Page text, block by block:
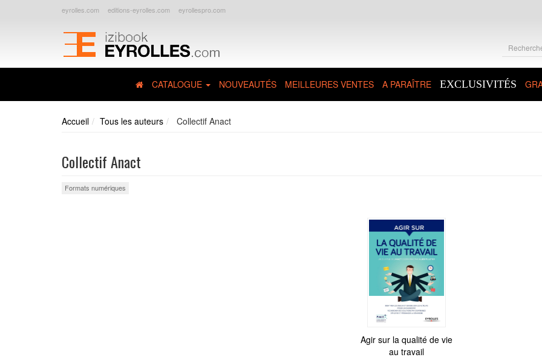
eyrolles.com editions-eyrolles.com eyrollespro.com
CATALOGUE NOUVEAUTÉS MEILLEURES VENTES A PARAÎTRE EXCLUSIVITÉS
Accueil Tous les auteurs Collectif Anact
Collectif Anact
Formats numériques
Agir sur la qualité de vie
au travail